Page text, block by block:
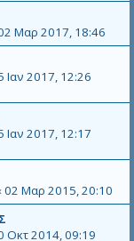
Μαρ 2017, 18:46
Ιαν 2017, 12:26
Ιαν 2017, 12:17
02 Μαρ 2015, 20:10
Οκτ 2014, 09:19